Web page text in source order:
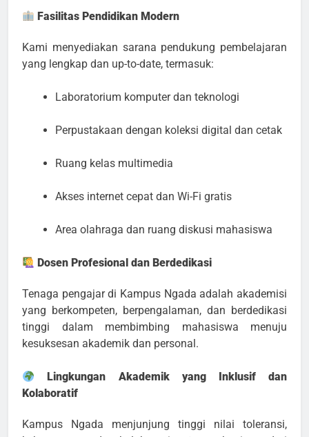
Fasilitas Pendidikan Modern
Kami menyediakan sarana pendukung pembelajaran
yang lengkap dan up-to-date, termasuk:
Laboratorium komputer dan teknologi
Perpustakaan dengan koleksi digital dan cetak
Ruang kelas multimedia
Akses internet cepat dan Wi-Fi gratis
Area olahraga dan ruang diskusi mahasiswa
Dosen Profesional dan Berdedikasi
Tenaga pengajar di Kampus Ngada adalah akademisi
yang berkompeten, berpengalaman, dan berdedikasi
tinggi dalam membimbing mahasiswa menuju
kesuksesan akademik dan personal.
Lingkungan Akademik yang Inklusif dan
Kolaboratif
Kampus Ngada menjunjung tinggi nilai toleransi,